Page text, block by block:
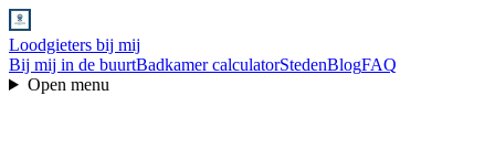
Loodgieters bij mij
Bij mij in de buurtBadkamer calculatorStedenBlogFAQ
Open menu